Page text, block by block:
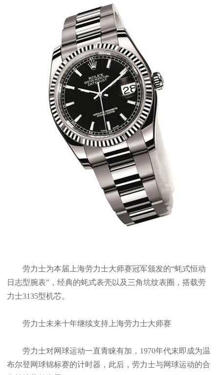
劳力士为本届上海劳力士大师赛冠军颁发的“蚝式恒动
日志型腕表”，经典的蚝式表壳以及三角坑纹表圈，搭载劳
力士3135型机芯。
劳力士未来十年继续支持上海劳力士大师赛
劳力士对网球运动一直青睐有加，1970年代末即成为温
布尔登网球锦标赛的计时器，此后，劳力士与网球运动的合